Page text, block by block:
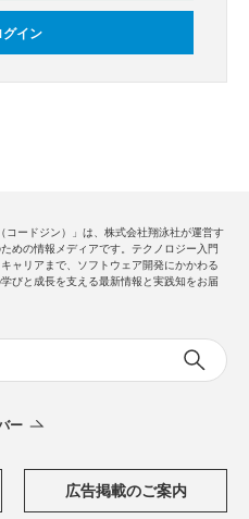
グイン
コードジン）」は、株式会社翔泳社が運営す
めの情報メディアです。テクノロジー入門
ャリアまで、ソフトウェア開発にかかわる
びと成長を支える最新情報と実践知をお届
ー
広告掲載のご案内